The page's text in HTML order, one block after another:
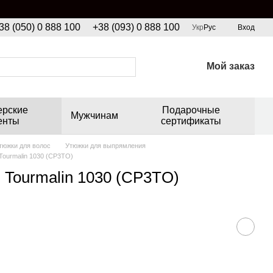
(050) 0 888 100 +38 (093) 0 888 100 Укр Рус Вход
Мой заказ
Мужчинам
Подарочные
сертификаты
для волос
Утюжки для выпрямления
1030 (CP3TO)
1030 (CP3TO)